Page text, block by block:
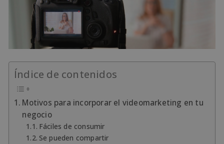
Índice de contenidos
Motivos para incorporar el videomarketing en tu
negocio
Fáciles de consumir
Se pueden compartir